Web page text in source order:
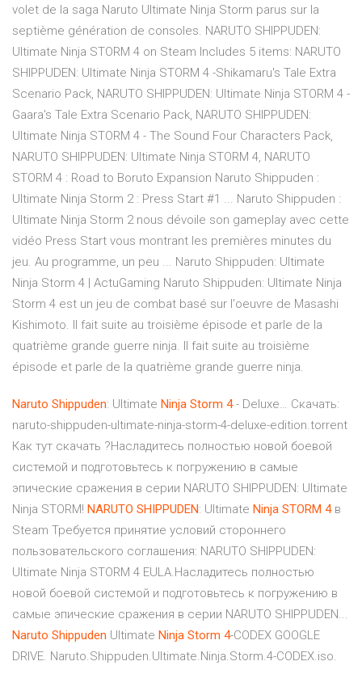
volet de la saga Naruto Ultimate Ninja Storm parus sur la
septième génération de consoles. NARUTO SHIPPUDEN:
Ultimate Ninja STORM 4 on Steam Includes 5 items: NARUTO
SHIPPUDEN: Ultimate Ninja STORM 4 -Shikamaru's Tale Extra
Scenario Pack, NARUTO SHIPPUDEN: Ultimate Ninja STORM 4 -
Gaara's Tale Extra Scenario Pack, NARUTO SHIPPUDEN:
Ultimate Ninja STORM 4 - The Sound Four Characters Pack,
NARUTO SHIPPUDEN: Ultimate Ninja STORM 4, NARUTO
STORM 4 : Road to Boruto Expansion Naruto Shippuden :
Ultimate Ninja Storm 2 : Press Start #1 ... Naruto Shippuden :
Ultimate Ninja Storm 2 nous dévoile son gameplay avec cette
vidéo Press Start vous montrant les premières minutes du
jeu. Au programme, un peu ... Naruto Shippuden: Ultimate
Ninja Storm 4 | ActuGaming Naruto Shippuden: Ultimate Ninja
Storm 4 est un jeu de combat basé sur l'oeuvre de Masashi
Kishimoto. Il fait suite au troisième épisode et parle de la
quatrième grande guerre ninja. Il fait suite au troisième
épisode et parle de la quatrième grande guerre ninja.
Naruto Shippuden: Ultimate Ninja Storm 4- Deluxe… Скачать:
naruto-shippuden-ultimate-ninja-storm-4-deluxe-edition.torrent
Как тут скачать ?Насладитесь полностью новой боевой
системой и подготовьтесь к погружению в самые
эпические сражения в серии NARUTO SHIPPUDEN: Ultimate
Ninja STORM! NARUTO SHIPPUDEN: Ultimate Ninja STORM 4в
Steam Требуется принятие условий стороннего
пользовательского соглашения: NARUTO SHIPPUDEN:
Ultimate Ninja STORM 4 EULA.Насладитесь полностью
новой боевой системой и подготовьтесь к погружению в
самые эпические сражения в серии NARUTO SHIPPUDEN...
Naruto Shippuden Ultimate Ninja Storm 4-CODEX GOOGLE
DRIVE. Naruto.Shippuden.Ultimate.Ninja.Storm.4-CODEX.iso.